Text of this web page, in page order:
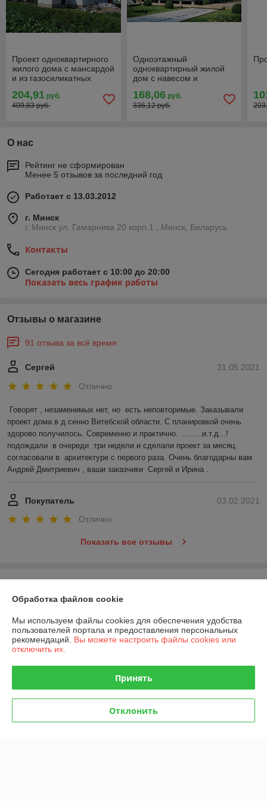
Проект одноквартирного
жилого дома с мансардой
и из газосиликатных
204,91 руб.
409,83 руб.
Одноэтажный
одноквартирный жилой
дом с навесом и
168,06руб.
336,12 руб.
О нас
Рейтинг не сформирован
Менее 5 отзывов за последний год
Работает с 13.03.2012
г. Минск
г. Минск ул. Гамарника 20 корп.1 , Минск, Беларусь
Контакты
Сегодня работает с 10:00 до 20:00
Показать весь график работы
Отзывы о магазине
91 отзыва за всё время
31.05.2021
Сергей
Отлично
Говорят , незаменимых нет, но  есть неповторимые. Заказывали
проект дома в д.сенно Витебской области. С планировкой очень
здорово получилось. Современно и практично. .........и.т.д...!
подождали  в очереди  три недели и сделали проект за месяц.
согласовали в  архитектуре с первого раза. Очень благодарны вам
Андрей Дмитриевич , ваши заказчики  Сергей и Ирина .
03.02.2021
Покупатель
Отлично
Показать все отзывы
О нас
Доставка и оплата
График работы
Политика обработки cookies
Обработка файлов cookie
Мы используем файлы cookies для обеспечения удобства
пользователей портала и предоставления персональных
рекомендаций. Вы можете настроить файлы cookies или
отключить их.
Принять
Отклонить